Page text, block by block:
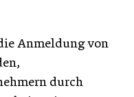
Anmeldung von
durch